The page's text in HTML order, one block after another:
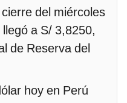
del miércoles
a S/ 3,8250,
de Reserva del